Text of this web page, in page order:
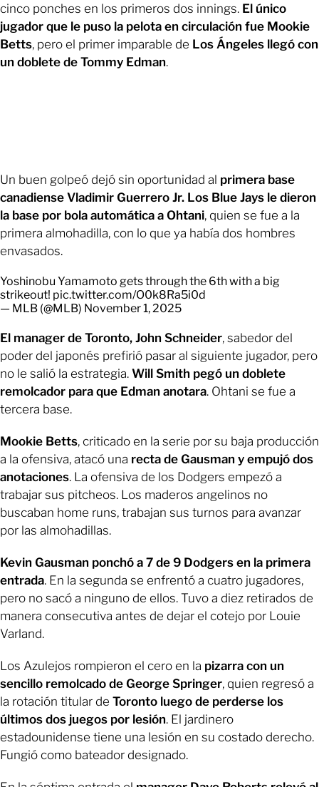
cinco ponches en los primeros dos innings. El único
jugador que le puso la pelota en circulación fue Mookie
Betts, pero el primer imparable de Los Ángeles llegó con
un doblete de Tommy Edman.
Un buen golpeó dejó sin oportunidad al primera base
canadiense Vladimir Guerrero Jr. Los Blue Jays le dieron
la base por bola automática a Ohtani, quien se fue a la
primera almohadilla, con lo que ya había dos hombres
envasados.
Yoshinobu Yamamoto gets through the 6th with a big
strikeout! pic.twitter.com/O0k8Ra5i0d
— MLB (@MLB) November 1, 2025
El manager de Toronto, John Schneider, sabedor del
poder del japonés prefirió pasar al siguiente jugador, pero
no le salió la estrategia. Will Smith pegó un doblete
remolcador para que Edman anotara. Ohtani se fue a
tercera base.
Mookie Betts, criticado en la serie por su baja producción
a la ofensiva, atacó una recta de Gausman y empujó dos
anotaciones. La ofensiva de los Dodgers empezó a
trabajar sus pitcheos. Los maderos angelinos no
buscaban home runs, trabajan sus turnos para avanzar
por las almohadillas.
Kevin Gausman ponchó a 7 de 9 Dodgers en la primera
entrada. En la segunda se enfrentó a cuatro jugadores,
pero no sacó a ninguno de ellos. Tuvo a diez retirados de
manera consecutiva antes de dejar el cotejo por Louie
Varland.
Los Azulejos rompieron el cero en la pizarra con un
sencillo remolcado de George Springer, quien regresó a
la rotación titular de Toronto luego de perderse los
últimos dos juegos por lesión. El jardinero
estadounidense tiene una lesión en su costado derecho.
Fungió como bateador designado.